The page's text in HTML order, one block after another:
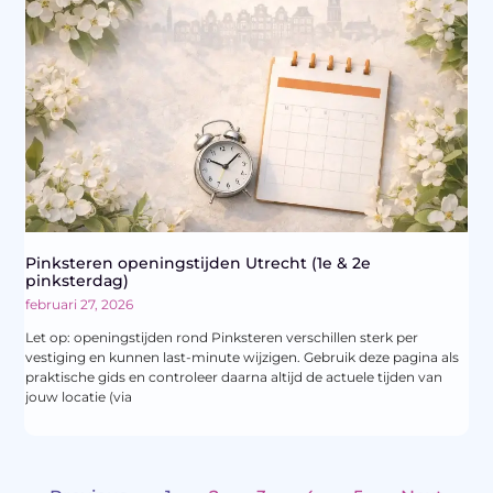
Pinksteren openingstijden Utrecht (1e & 2e
pinksterdag)
februari 27, 2026
Let op: openingstijden rond Pinksteren verschillen sterk per
vestiging en kunnen last-minute wijzigen. Gebruik deze pagina als
praktische gids en controleer daarna altijd de actuele tijden van
jouw locatie (via